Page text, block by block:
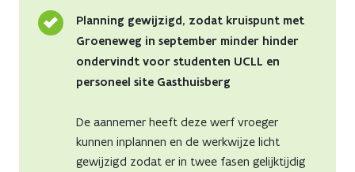
Planning gewijzigd, zodat kruispunt met
Groeneweg in september minder hinder
ondervindt voor studenten UCLL en
personeel site Gasthuisberg
De aannemer heeft deze werf vroeger
kunnen inplannen en de werkwijze licht
gewijzigd zodat er in twee fasen gelijktijdig